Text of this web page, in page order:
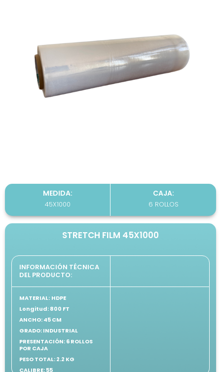
MEDIDA:
45X1000
CAJA:
6 ROLLOS
STRETCH FILM 45X1000
INFORMACIÓN TÉCNICA
DEL PRODUCTO:
MATERIAL: HDPE
Longitud: 800 FT
ANCHO: 45 CM
GRADO: INDUSTRIAL
PRESENTACIÓN: 6 ROLLOS
POR CAJA
PESO TOTAL:2.2 KG
CALIBRE:55